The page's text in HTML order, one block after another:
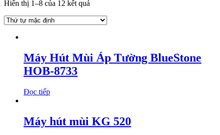
Hiển thị 1–8 của 12 kết quả
Máy Hút Mùi Áp Tường BlueStone
HOB-8733
Đọc tiếp
Máy hút mùi KG 520